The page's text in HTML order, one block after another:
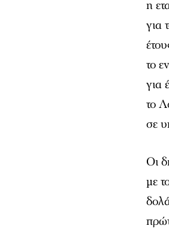
η
για
το
για
το
σε
Οι
με